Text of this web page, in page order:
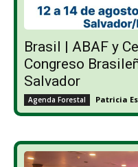
Brasil | ABAF y
Congreso
Salvador
Agenda Forestal Patricia